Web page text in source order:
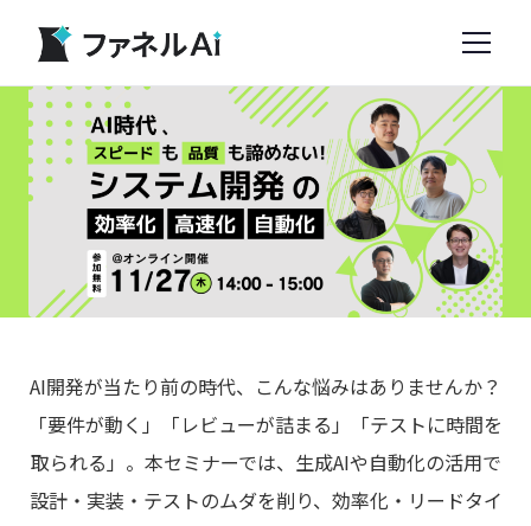
AI開発が当たり前の時代、こんな悩みはありませんか？
「要件が動く」「レビューが詰まる」「テストに時間を
取られる」。本セミナーでは、生成AIや自動化の活用で
設計・実装・テストのムダを削り、効率化・リードタイ